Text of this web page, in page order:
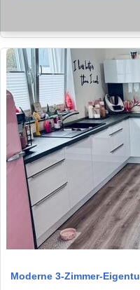
Moderne 3-Zimmer-